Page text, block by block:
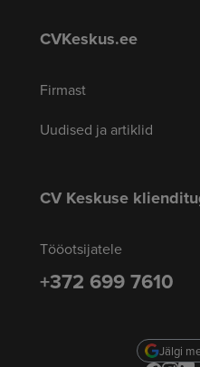
CVKeskus.ee
Firmast
Uudised ja artiklid
CV Keskuse
Tööotsijatele
+372 699 7610
Jälgi